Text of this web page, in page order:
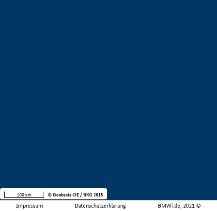
Impressum Datenschutzerklärung BMWi.de, 2021 ©
100 km © Geobasis-DE / BKG 2015